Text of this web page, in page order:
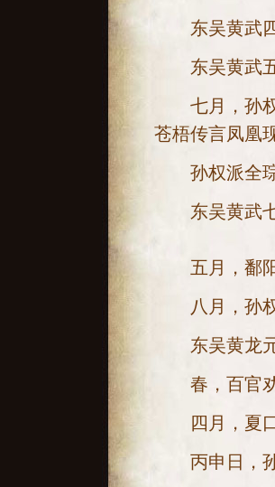
东吴黄武四
东吴黄武五
七月，孙权
苍梧传言凤凰
孙权派全琮
东吴黄武七
五月，鄱阳
八月，孙权
东吴黄龙元
春，百官
四月，夏口
丙申日，孙